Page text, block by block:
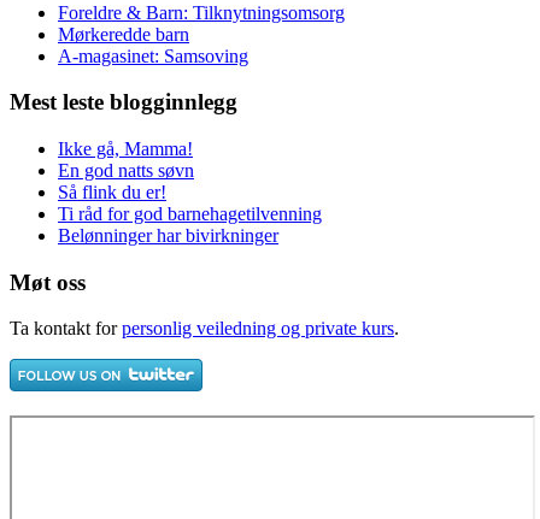
Foreldre & Barn: Tilknytningsomsorg
Mørkeredde barn
A-magasinet: Samsoving
Mest leste blogginnlegg
Ikke gå, Mamma!
En god natts søvn
Så flink du er!
Ti råd for god barnehagetilvenning
Belønninger har bivirkninger
Møt oss
Ta kontakt forpersonlig veiledning og private kurs.